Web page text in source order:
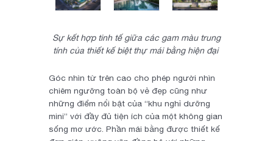
Sự kết hợp tinh tế giữa các gam màu trung
tính của thiết kế biệt thự mái bằng hiện đại
Góc nhìn từ trên cao cho phép người nhìn
chiêm ngưỡng toàn bộ vẻ đẹp cũng như
những điểm nổi bật của “khu nghỉ dưỡng
mini” với đầy đủ tiện ích của một không gian
sống mơ ước. Phần mái bằng được thiết kế